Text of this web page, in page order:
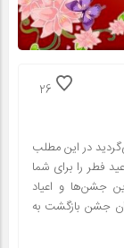
26
در این مطلب
فطر را برای شما
جشن‌ها و اعیاد
جشن بازگشت به